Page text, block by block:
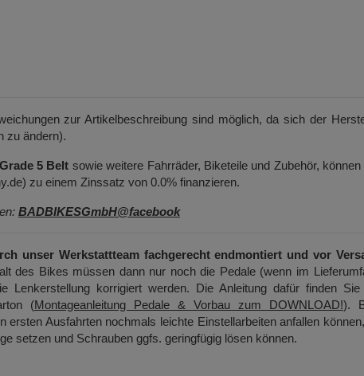
zur Artikelbeschreibung sind möglich, da sich der
zu ändern).
5 Belt sowie weitere Fahrräder, Biketeile und Zubehör, können
zu einem Zinssatz von 0.0% finanzieren.
BADBIKESGmbH@facebook
unser Werkstattteam fachgerecht endmontiert und vor
des Bikes müssen dann nur noch die Pedale (wenn im
Lenkerstellung korrigiert werden. Die Anleitung dafür finden Sie
(Montageanleitung Pedale & Vorbau zum DOWNLOAD!).
ersten Ausfahrten nochmals leichte Einstellarbeiten anfallen
setzen und Schrauben ggfs. geringfügig lösen können.